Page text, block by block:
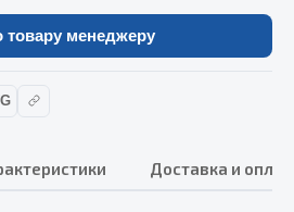
ещё
товару менеджеру
Доставка и